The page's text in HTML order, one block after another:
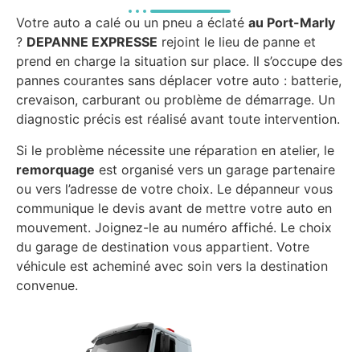
Votre auto a calé ou un pneu a éclaté au Port-Marly
? DEPANNE EXPRESSE rejoint le lieu de panne et
prend en charge la situation sur place. Il s’occupe des
pannes courantes sans déplacer votre auto : batterie,
crevaison, carburant ou problème de démarrage. Un
diagnostic précis est réalisé avant toute intervention.
Si le problème nécessite une réparation en atelier, le
remorquage est organisé vers un garage partenaire
ou vers l’adresse de votre choix. Le dépanneur vous
communique le devis avant de mettre votre auto en
mouvement. Joignez-le au numéro affiché. Le choix
du garage de destination vous appartient. Votre
véhicule est acheminé avec soin vers la destination
convenue.